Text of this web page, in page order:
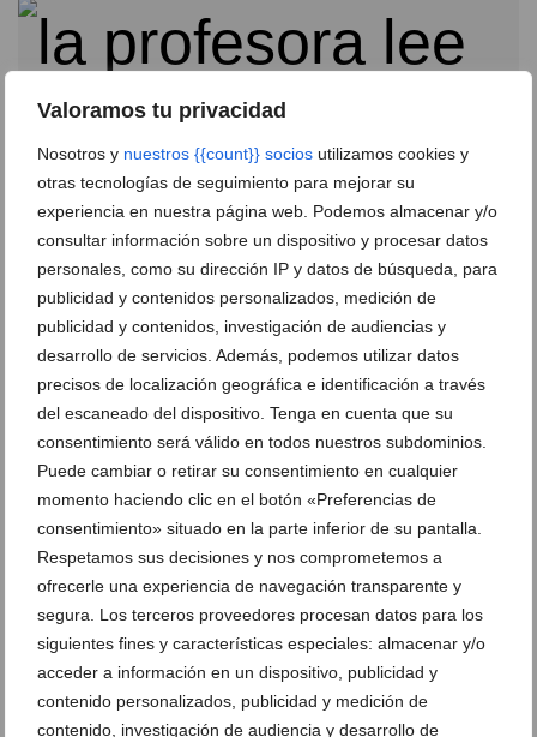
Valoramos tu privacidad
Nosotros y nuestros {{count}} socios utilizamos cookies y
otras tecnologías de seguimiento para mejorar su
experiencia en nuestra página web. Podemos almacenar y/o
consultar información sobre un dispositivo y procesar datos
personales, como su dirección IP y datos de búsqueda, para
publicidad y contenidos personalizados, medición de
publicidad y contenidos, investigación de audiencias y
desarrollo de servicios. Además, podemos utilizar datos
precisos de localización geográfica e identificación a través
del escaneado del dispositivo. Tenga en cuenta que su
consentimiento será válido en todos nuestros subdominios.
Puede cambiar o retirar su consentimiento en cualquier
momento haciendo clic en el botón «Preferencias de
consentimiento» situado en la parte inferior de su pantalla.
Respetamos sus decisiones y nos comprometemos a
ofrecerle una experiencia de navegación transparente y
segura. Los terceros proveedores procesan datos para los
siguientes fines y características especiales: almacenar y/o
acceder a información en un dispositivo, publicidad y
contenido personalizados, publicidad y medición de
contenido, investigación de audiencia y desarrollo de
El Castellet presenta su especial Plan C de Pascua
07 de marzo de 2022